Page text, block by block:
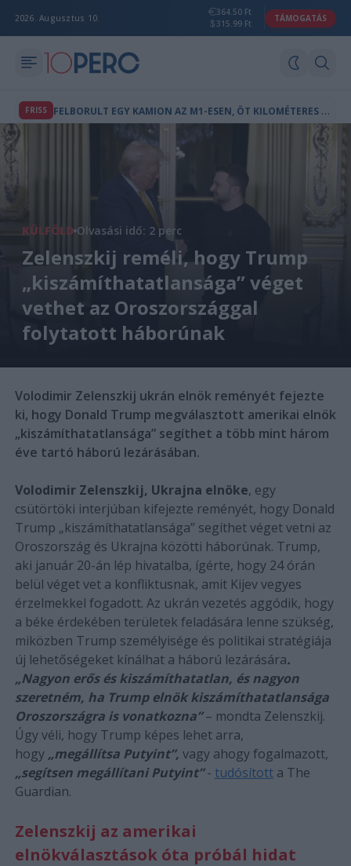
2026. Augusztus 10.
364.50 Ft
315.99 Ft
TÁMOGATÁS
FRISS F
ELBORULT EGY KAMION AZ M1-ESEN, ÖT KILOMÉTERES A TORLÓDÁS
KÜLFÖLD Olvasási idő: 2 perc
Zelenszkij reméli, hogy Trump
„kiszámíthatatlansága” véget
vethet az Oroszországgal
folytatott háborúnak
Volodimir Zelenszkij ukrán elnök reményét fejezte
ki, hogy Donald Trump megválasztott amerikai elnök
„kiszámíthatatlansága” segíthet a több mint három
éve tartó háború lezárásában.
Volodimir Zelenszkij, Ukrajna elnöke, egy
csütörtöki interjúban kifejezte reményét, hogy Donald
Trump „kiszámíthatatlansága” segíthet véget vetni az
Oroszország és Ukrajna közötti háborúnak. Trump,
aki január 20-án lép hivatalba, ígérte, hogy 24 órán
belül véget vet a konfliktusnak, amit Kijev vegyes
érzelmekkel fogadott. Az ukrán vezetés aggódik, hogy
a béke érdekében területek feladására lenne szükség,
miközben Trump személyisége és politikai stratégiája
új lehetőségeket kínálhat a háború lezárására.
„Nagyon erős és kiszámíthatatlan, és nagyon
szeretném, ha Trump elnök kiszámíthatatlansága
Oroszországra is vonatkozna”– mondta Zelenszkij.
Úgy véli, hogy Trump képes lehet arra,
hogy„megállítsa Putyint”, vagy ahogy fogalmazott,
„segítsen megállítani Putyint”- tudósította The
Guardian.
Zelenszkij az amerikai
elnökválasztások óta próbál hidat